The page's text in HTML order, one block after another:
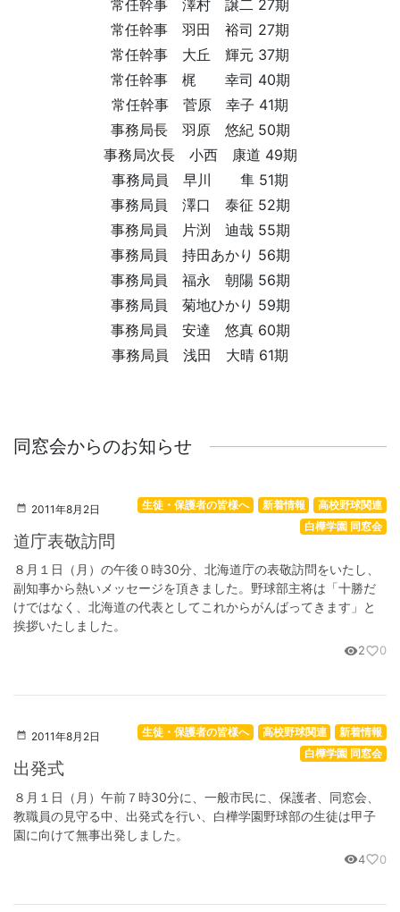
常任幹事 澤村 譲二 27期
常任幹事 羽田 裕司 27期
常任幹事 大丘 輝元 37期
常任幹事 梶 幸司 40期
常任幹事 菅原 幸子 41期
事務局長 羽原 悠紀 50期
事務局次長 小西 康道 49期
事務局員 早川 隼 51期
事務局員 澤口 泰征 52期
事務局員 片渕 迪哉 55期
事務局員 持田あかり 56期
事務局員 福永 朝陽 56期
事務局員 菊地ひかり 59期
事務局員 安達 悠真 60期
事務局員 浅田 大晴 61期
同窓会からのお知らせ
2011年8月2日 高校野球関連
新着情報
生徒・保護者の皆様へ
白樺学園 同窓会
道庁表敬訪問
８月１日（月）の午後０時30分、北海道庁の表敬訪問をいたし、
副知事から熱いメッセージを頂きました。野球部主将は「十勝だ
けではなく、北海道の代表としてこれからがんばってきます」と
挨拶いたしました。
visibility2favorite_border0
2011年8月2日 新着情報
高校野球関連
生徒・保護者の皆様へ
白樺学園 同窓会
出発式
８月１日（月）午前７時30分に、一般市民に、保護者、同窓会、
教職員の見守る中、出発式を行い、白樺学園野球部の生徒は甲子
園に向けて無事出発しました。
visibility4favorite_border0